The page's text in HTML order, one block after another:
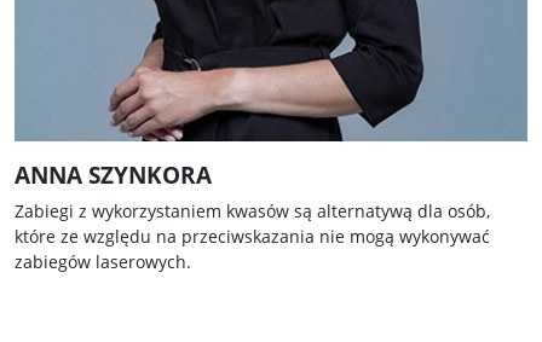
ANNA SZYNKORA
Zabiegi z wykorzystaniem kwasów są alternatywą dla osób,
które ze względu na przeciwskazania nie mogą wykonywać
zabiegów laserowych.